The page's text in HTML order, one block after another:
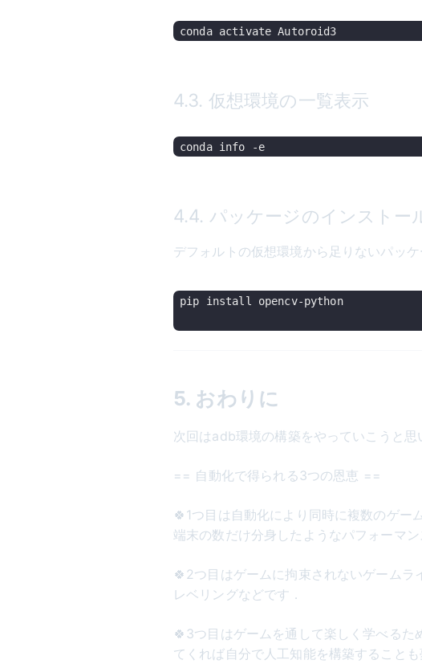
4.3. 仮想環境の一覧表示
conda info -e
4.4. パッケージのインストー
デフォルトの仮想環境から足りないパッ
pip install opencv-python
5. おわりに
次回はadb環境の構築をやっていこうと思
== 自動化で得られる3つの恩恵 ==
🍀1つ目は自動化により同時に複数のゲ
端末の数だけ分身したようなパフォーマン
🍀2つ目はゲームに拘束されないゲーム
レベリングなどです．
🍀3つ目はゲームを通して楽しく学べる
てくれば自分で人工知能を構築することも